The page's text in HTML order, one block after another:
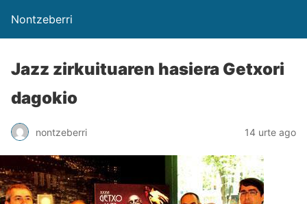
Nontzeberri
Jazz zirkuituaren hasiera Getxori
dagokio
nontzeberri 14 urte ago